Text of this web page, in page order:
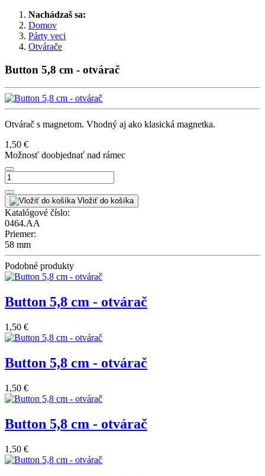
Nachádzaš sa:
Domov
Párty veci
Otvárače
Button 5,8 cm - otvárač
Otvárač s magnetom. Vhodný aj ako klasická magnetka.
1,50 €
Možnosť doobjednať nad rámec
Vložiť do košíka
Katalógové číslo:
0464.AA
Priemer:
58 mm
Podobné produkty
Button 5,8 cm - otvárač
1,50 €
Button 5,8 cm - otvárač
1,50 €
Button 5,8 cm - otvárač
1,50 €